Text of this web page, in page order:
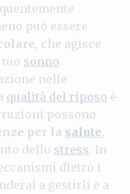
può essere
, che agisce
sonno.
nelle
qualità del riposo è
possono
per la salute,
dello stress. In
dietro i
a gestirli e a